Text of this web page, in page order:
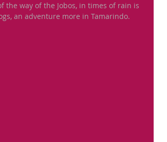
way of the Jobos, in times of rain is
an adventure more in Tamarindo.